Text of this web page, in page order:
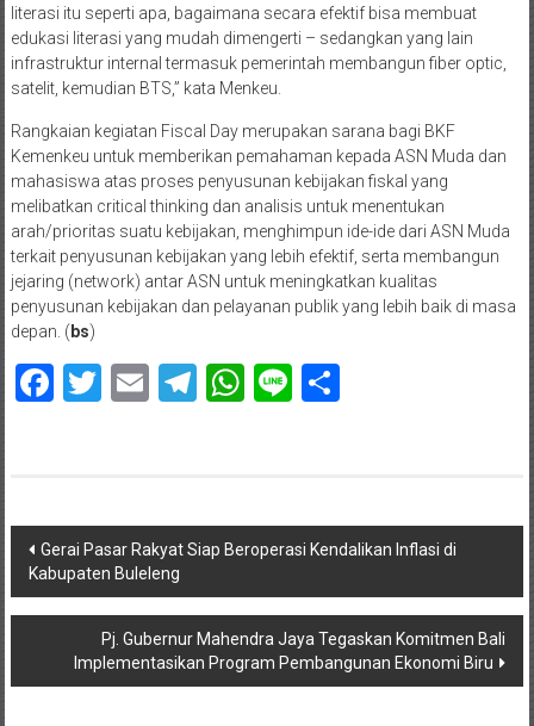
literasi itu seperti apa, bagaimana secara efektif bisa membuat
edukasi literasi yang mudah dimengerti – sedangkan yang lain
infrastruktur internal termasuk pemerintah membangun fiber optic,
satelit, kemudian BTS,” kata Menkeu.
Rangkaian kegiatan Fiscal Day merupakan sarana bagi BKF
Kemenkeu untuk memberikan pemahaman kepada ASN Muda dan
mahasiswa atas proses penyusunan kebijakan fiskal yang
melibatkan critical thinking dan analisis untuk menentukan
arah/prioritas suatu kebijakan, menghimpun ide-ide dari ASN Muda
terkait penyusunan kebijakan yang lebih efektif, serta membangun
jejaring (network) antar ASN untuk meningkatkan kualitas
penyusunan kebijakan dan pelayanan publik yang lebih baik di masa
depan. ( bs)
Facebook
Twitter
EmailTelegram
WhatsApp
LineShare
Navigasi
pos
Gerai Pasar Rakyat Siap Beroperasi Kendalikan Inflasi di
Kabupaten Buleleng
Pj. Gubernur Mahendra Jaya Tegaskan Komitmen Bali
Implementasikan Program Pembangunan Ekonomi Biru